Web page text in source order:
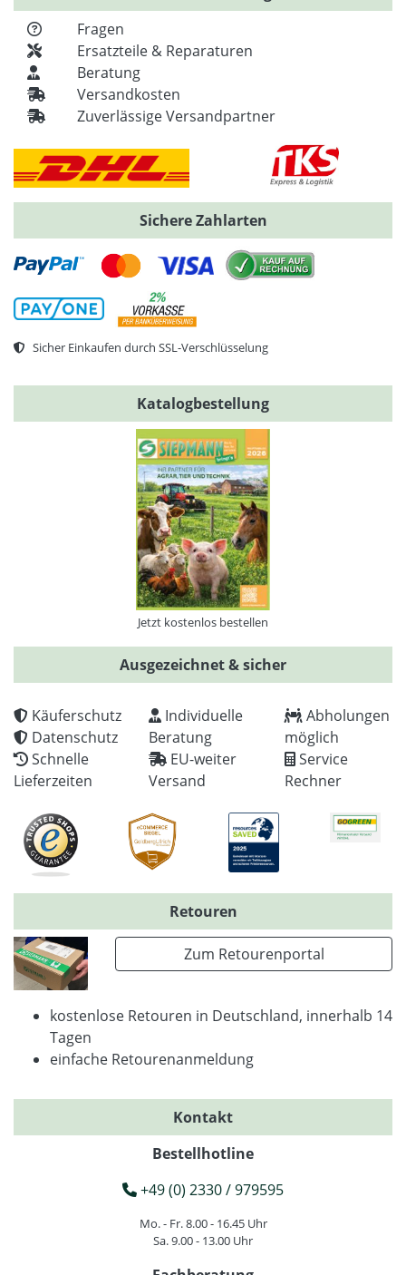
Fragen
Ersatzteile & Reparaturen
Beratung
Versandkosten
Zuverlässige Versandpartner
Sichere Zahlarten
Sicher Einkaufen durch SSL-Verschlüsselung
Katalogbestellung
Jetzt kostenlos bestellen
Ausgezeichnet & sicher
Käuferschutz
Datenschutz
Schnelle
Lieferzeiten
Individuelle
Beratung
EU-weiter
Versand
Abholungen
möglich
Service
Rechner
Retouren
Zum Retourenportal
kostenlose Retouren in Deutschland, innerhalb 14
Tagen
einfache Retourenanmeldung
Kontakt
Bestellhotline
+49 (0) 2330 / 979595
Mo. - Fr. 8.00 - 16.45 Uhr
Sa. 9.00 - 13.00 Uhr